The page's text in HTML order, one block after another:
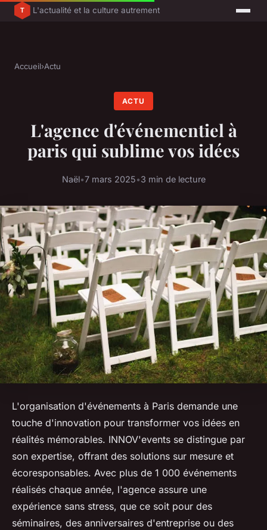
L'actualité et la culture autrement
Accueil›Actu
ACTU
L'agence d'événementiel à
paris qui sublime vos idées
Naël•7 mars 2025•3 min de lecture
L'organisation d'événements à Paris demande une
touche d'innovation pour transformer vos idées en
réalités mémorables. INNOV'events se distingue par
son expertise, offrant des solutions sur mesure et
écoresponsables. Avec plus de 1 000 événements
réalisés chaque année, l'agence assure une
expérience sans stress, que ce soit pour des
séminaires, des anniversaires d'entreprise ou des